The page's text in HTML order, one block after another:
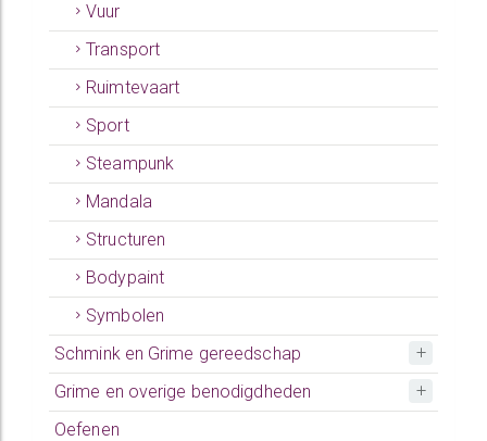
Vuur
Transport
Ruimtevaart
Sport
Steampunk
Mandala
Structuren
Bodypaint
Symbolen
Schmink en Grime gereedschap
Grime en overige benodigdheden
Oefenen